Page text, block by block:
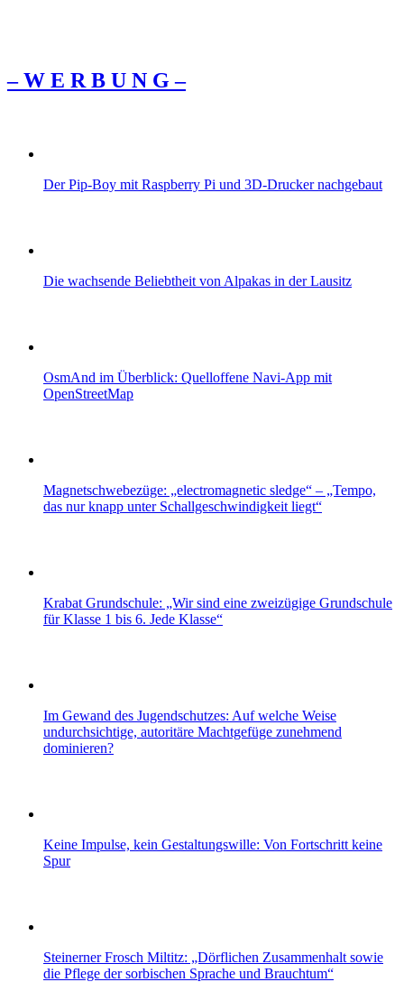
– W Ε R Β U Ν G –
Der Pip-Boy mit Raspberry Pi und 3D-Drucker nachgebaut
Die wachsende Beliebtheit von Alpakas in der Lausitz
OsmAnd im Überblick: Quelloffene Navi-App mit
OpenStreetMap
Magnetschwebezüge: „electromagnetic sledge“ – „Tempo,
das nur knapp unter Schallgeschwindigkeit liegt“
Krabat Grundschule: „Wir sind eine zweizügige Grundschule
für Klasse 1 bis 6. Jede Klasse“
Im Gewand des Jugendschutzes: Auf welche Weise
undurchsichtige, autoritäre Machtgefüge zunehmend
dominieren?
Keine Impulse, kein Gestaltungswille: Von Fortschritt keine
Spur
Steinerner Frosch Miltitz: „Dörflichen Zusammenhalt sowie
die Pflege der sorbischen Sprache und Brauchtum“